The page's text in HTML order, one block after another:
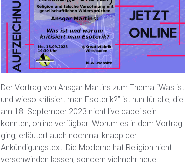
Der Vortrag von Ansgar Martins zum Thema “Was ist
und wieso kritisiert man Esoterik?” ist nun für alle, die
am 18. September 2023 nicht live dabei sein
konnten, online verfügbar. Worum es in dem Vortrag
ging, erläutert auch nochmal knapp der
Ankündigungstext: Die Moderne hat Religion nicht
verschwinden lassen, sondern vielmehr neue